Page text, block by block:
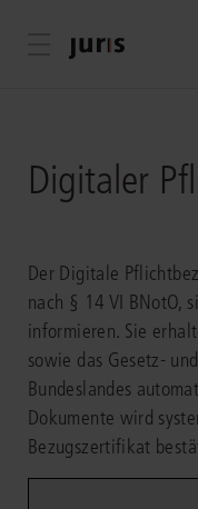
Menü öffnen
Digitaler
Der Digitale
nach § 14 VI BNotO,
informieren. Sie
sowie das Gesetz-
Bundeslandes
Dokumente wird
Bezugszertifikat